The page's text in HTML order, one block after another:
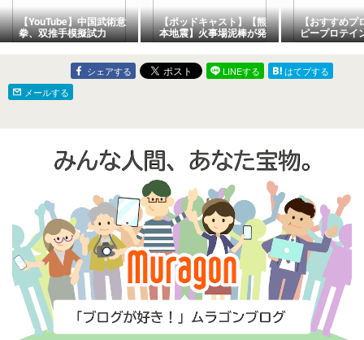
【YouTube】中国武術意
拳、双推手模擬試力
yiquan shili
【ポッドキャスト】【熊
本地震】火事場泥棒が発
生
【おすすめプ
ピープロテイ
う豆由来、植
イン）
シェアする LINEする
はてブする
メールする